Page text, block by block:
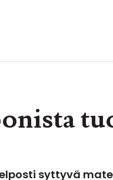
syttyvä